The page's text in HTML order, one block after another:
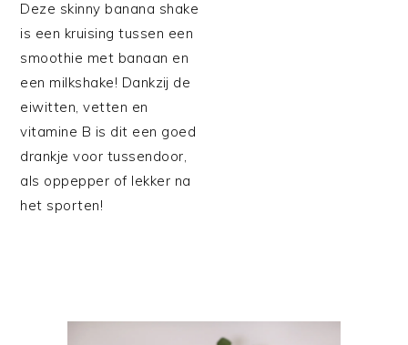
Deze skinny banana shake
is een kruising tussen een
smoothie met banaan en
een milkshake! Dankzij de
eiwitten, vetten en
vitamine B is dit een goed
drankje voor tussendoor,
als oppepper of lekker na
het sporten!